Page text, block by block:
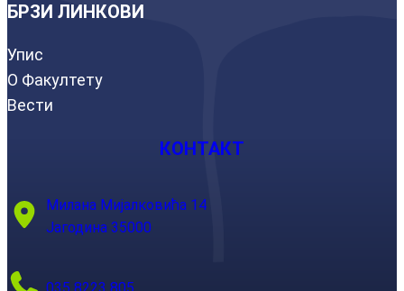
БРЗИ ЛИНКОВИ
Упис
О Факултету
Вести
КОНТАКТ
Милана Мијалковића 14
Јагодина 35000
035 8223 805